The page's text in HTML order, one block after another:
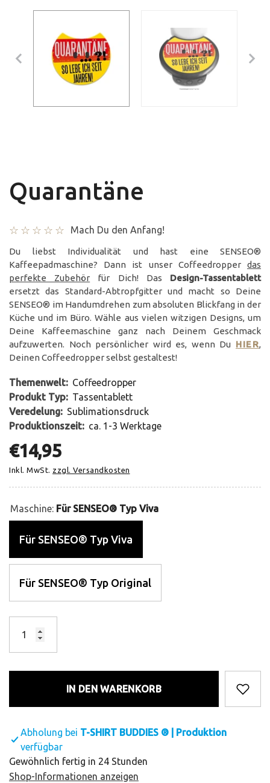
Quarantäne
Mach Du den Anfang!
Du liebst Individualität und hast eine SENSEO®
Kaffeepadmaschine? Dann ist unser Coffeedropper das
perfekte Zubehör für Dich! Das Design-Tassentablett
ersetzt das Standard-Abtropfgitter und macht so Deine
SENSEO® im Handumdrehen zum absoluten Blickfang in der
Küche und im Büro. Wähle aus vielen witzigen Designs, um
Deine Kaffeemaschine ganz nach Deinem Geschmack
aufzuwerten. Noch persönlicher wird es, wenn Du HIER,
Deinen Coffeedropper selbst gestaltest!
Themenwelt: Coffeedropper
Produkt Typ: Tassentablett
Veredelung: Sublimationsdruck
Produktionszeit: ca. 1-3 Werktage
€14,95
Inkl. MwSt. zzgl. Versandkosten
Maschine: Für SENSEO® Typ Viva
Für SENSEO® Typ Viva
Für SENSEO® Typ Original
IN DEN WARENKORB
Abholung bei T-SHIRT BUDDIES ® | Produktion
verfügbar
Gewöhnlich fertig in 24 Stunden
Shop-Informationen anzeigen